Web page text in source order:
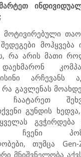
მოტივირებული
მოჰყვება
რა არის მათი
არჩევანს
გავლენას
ჩაატარეთ
გუნდის
ყველას
ჩვენი
თუმცა Gen-
მნიშვნელობა